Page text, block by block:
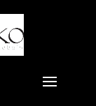
seu